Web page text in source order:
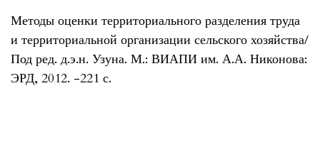
Методы оценки территориального разделения труда
и территориальной организации сельского хозяйства/
Под ред. д.э.н. Узуна. М.: ВИАПИ им. А.А. Никонова:
ЭРД, 2012. -221 с.